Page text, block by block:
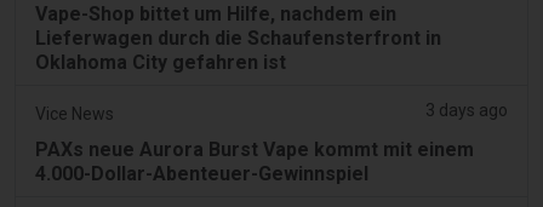
Vape-Shop bittet um Hilfe, nachdem ein
Lieferwagen durch die Schaufensterfront in
Oklahoma City gefahren ist
Vice News 3 days ago
PAXs neue Aurora Burst Vape kommt mit einem
4.000-Dollar-Abenteuer-Gewinnspiel